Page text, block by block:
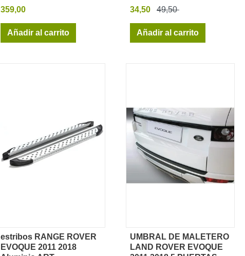
359,00
Añadir al carrito
34,50 49,50
Añadir al carrito
Vista rápida
estribos RANGE ROVER
EVOQUE 2011 2018
Vista rápida
UMBRAL DE MALETERO
LAND ROVER EVOQUE